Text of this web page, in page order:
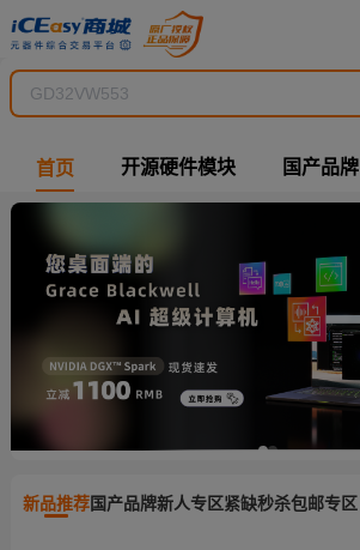
首页 开源硬件模块 国产品牌
新品推荐国产品牌新人专区紧缺秒杀包邮专区